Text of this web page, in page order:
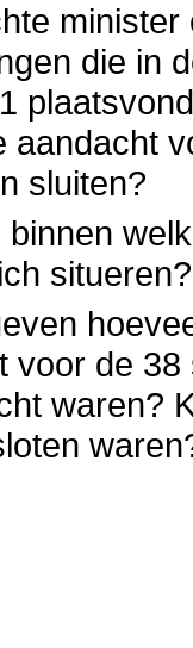
die in
aandacht
sluiten?
situeren?
voor de
waren?